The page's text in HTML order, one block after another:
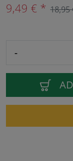
9,49 € * 18,95
-